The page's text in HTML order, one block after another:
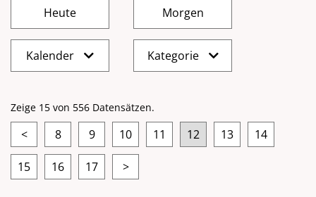
Kalender Kategorie
Zeige 15 von 556 Datensätzen.
< 8 9 10 11 12 13 14
15 16 17 >